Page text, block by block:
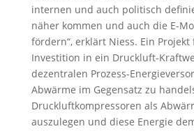
internen und auch politisch
näher kommen und auch die E-
fördern“, erklärt Niess. Ein
Investition in ein Druckluft-
dezentralen Prozess-
Abwärme im Gegensatz zu
Druckluftkompressoren als
auszulegen und diese Energie